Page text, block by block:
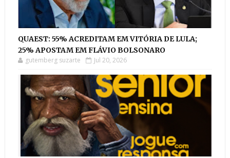
QUAEST: 55% ACREDITAM EM VITÓRIA DE LULA;
25% APOSTAM EM FLÁVIO BOLSONARO
gutemberg suzarte Jul 20, 2026